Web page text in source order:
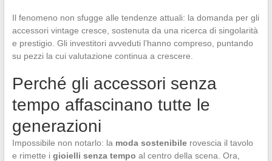
Il fenomeno non sfugge alle tendenze attuali: la domanda per gli
accessori vintage cresce, sostenuta da una ricerca di singolarità
e prestigio. Gli investitori avveduti l’hanno compreso, puntando
su pezzi la cui valutazione continua a crescere.
Perché gli accessori senza
tempo affascinano tutte le
generazioni
Impossibile non notarlo: la moda sostenibilerovescia il tavolo
e rimette i gioielli senza tempo al centro della scena. Ora,